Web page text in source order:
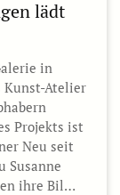
lädt
in
Kunst-Atelier
Projekts ist
Neu seit
Susanne
ihre Bil…